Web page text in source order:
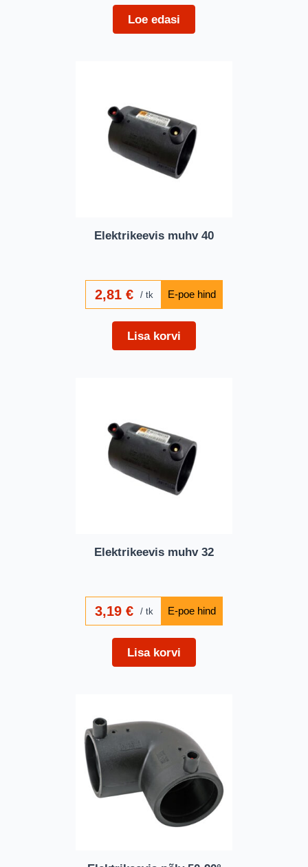
Loe edasi
Elektrikeevis muhv 40
2,81€ tk
Lisa korvi
Elektrikeevis muhv 32
3,19€ tk
Lisa korvi